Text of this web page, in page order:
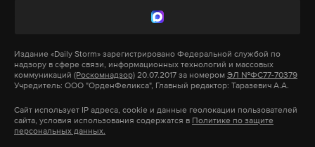
Фото: предоставлено собеседником Daily Storm
школу
открыты. Занятия отменять не будут. Все
остальное — на усмотрение родителей.
люк — ничего не открывалось. Нас спас мужчина.
огромным усилием открыл дверь», — вспоминает
собеседница.
Семью спас мужчина по имени Ахмед (имя
изменено). Он помог Гульнаре и ее детям
Издание «Daily Storm» зарегистрировано Федеральной службой по
надзору в сфере связи, информационных технологий и массовых
коммуникаций (Роскомнадзор) 20.07.2017 за номером ЭЛ №ФС77-70379
Учредитель: ООО "ОрденФеликса", Главный редактор: Таразевич А.А.
Сайт использует IP адреса, cookie и данные геолокации пользователей
сайта, условия использования содержатся в Политике по защите
персональных данных.